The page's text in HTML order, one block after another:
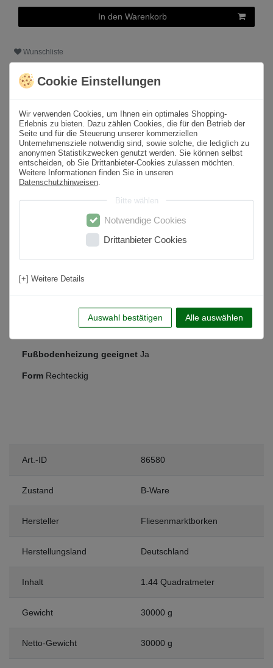
In den Warenkorb
Wunschliste
* inkl. ges. MwSt. zzgl.Versandkosten
Produktbeschreibung
Format 60x120 cm
Paketinhalt 1,44m² /2St.
Feinsteinzeug
Nutzungsbereich
Boden & Wand
Fußbodenheizung geeignet Ja
Form Rechteckig
Art.-ID 86580
Zustand B-Ware
Hersteller Fliesenmarktborken
Herstellungsland Deutschland
Inhalt 1.44 Quadratmeter
Gewicht 30000 g
Netto-Gewicht 30000 g
Cookie Einstellungen
Wir verwenden Cookies, um Ihnen ein optimales Shopping-
Erlebnis zu bieten. Dazu zählen Cookies, die für den Betrieb der
Seite und für die Steuerung unserer kommerziellen
Unternehmensziele notwendig sind, sowie solche, die lediglich zu
anonymen Statistikzwecken genutzt werden. Sie können selbst
entscheiden, ob Sie Drittanbieter-Cookies zulassen möchten.
Weitere Informationen finden Sie in unseren
Datenschutzhinweisen
Bitte wählen
Notwendige Cookies
Drittanbieter Cookies
[+] Weitere Details
Auswahl bestätigen Alle auswählen